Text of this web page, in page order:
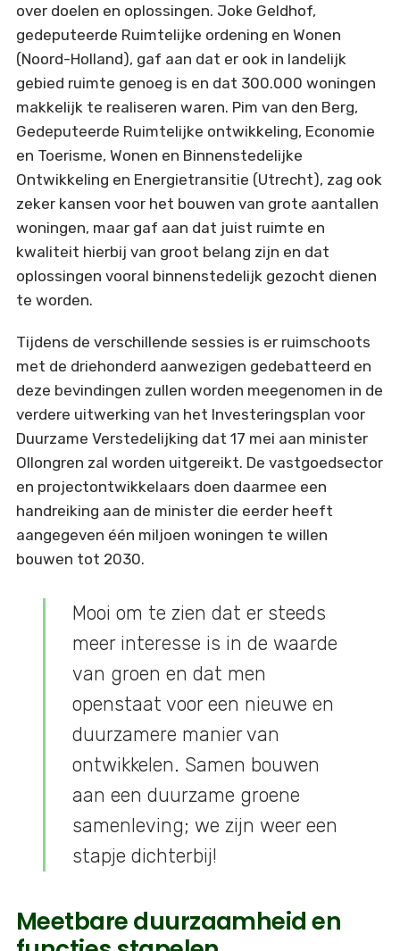
over doelen en oplossingen. Joke Geldhof,
gedeputeerde Ruimtelijke ordening en Wonen
(Noord-Holland), gaf aan dat er ook in landelijk
gebied ruimte genoeg is en dat 300.000 woningen
makkelijk te realiseren waren. Pim van den Berg,
Gedeputeerde Ruimtelijke ontwikkeling, Economie
en Toerisme, Wonen en Binnenstedelijke
Ontwikkeling en Energietransitie (Utrecht), zag ook
zeker kansen voor het bouwen van grote aantallen
woningen, maar gaf aan dat juist ruimte en
kwaliteit hierbij van groot belang zijn en dat
oplossingen vooral binnenstedelijk gezocht dienen
te worden.
Tijdens de verschillende sessies is er ruimschoots
met de driehonderd aanwezigen gedebatteerd en
deze bevindingen zullen worden meegenomen in de
verdere uitwerking van het Investeringsplan voor
Duurzame Verstedelijking dat 17 mei aan minister
Ollongren zal worden uitgereikt. De vastgoedsector
en projectontwikkelaars doen daarmee een
handreiking aan de minister die eerder heeft
aangegeven één miljoen woningen te willen
bouwen tot 2030.
Mooi om te zien dat er steeds
meer interesse is in de waarde
van groen en dat men
openstaat voor een nieuwe en
duurzamere manier van
ontwikkelen. Samen bouwen
aan een duurzame groene
samenleving; we zijn weer een
stapje dichterbij!
Meetbare duurzaamheid en